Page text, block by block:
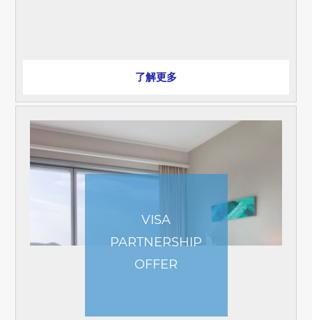
了解更多
VISA
PARTNERSHIP
OFFER